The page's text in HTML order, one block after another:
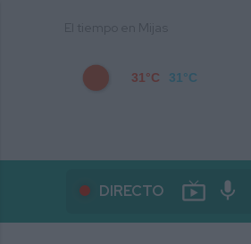
31°C 31°C
DIRECTO live_tv mic